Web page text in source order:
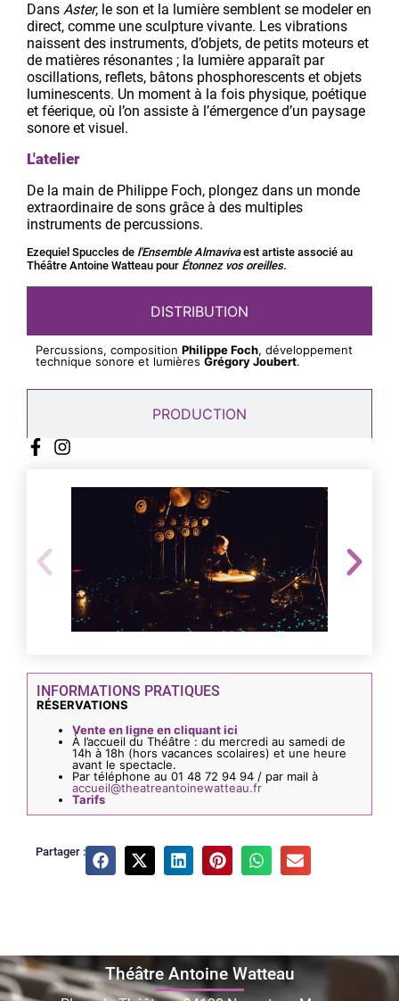
Dans Aster, le son et la lumière semblent se modeler en
direct, comme une sculpture vivante. Les vibrations
naissent des instruments, d’objets, de petits moteurs et
de matières résonantes ; la lumière apparaît par
oscillations, reflets, bâtons phosphorescents et objets
luminescents. Un moment à la fois physique, poétique
et féerique, où l’on assiste à l’émergence d’un paysage
sonore et visuel.
L'atelier
De la main de Philippe Foch, plongez dans un monde
extraordinaire de sons grâce à des multiples
instruments de percussions.
Ezequiel Spuccles de l'Ensemble Almavivaest artiste associé au
Théâtre Antoine Watteau pour Étonnez vos oreilles.
DISTRIBUTION
PRODUCTION
Percussions, composition Philippe Foch, développement
technique sonore et lumières Grégory Joubert.
INFORMATIONS PRATIQUES
RÉSERVATIONS
Vente en ligne en cliquant ici
À l’accueil du Théâtre : du mercredi au samedi de
14h à 18h (hors vacances scolaires) et une heure
avant le spectacle.
Par téléphone au 01 48 72 94 94 / par mail à
accueil@theatreantoinewatteau.fr
Tarifs
Partager :
Théâtre Antoine Watteau